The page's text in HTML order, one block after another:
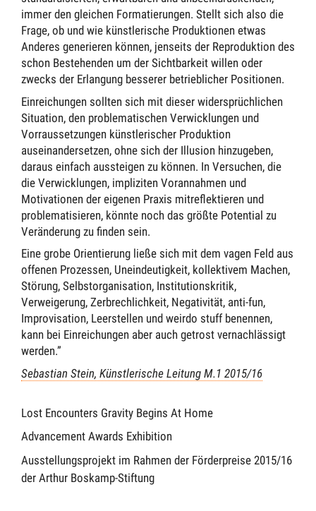
immer den gleichen Formatierungen. Stellt sich also die
Frage, ob und wie künstlerische Produktionen etwas
Anderes generieren können, jenseits der Reproduktion des
schon Bestehenden um der Sichtbarkeit willen oder
zwecks der Erlangung besserer betrieblicher Positionen.
Einreichungen sollten sich mit dieser widersprüchlichen
Situation, den problematischen Verwicklungen und
Vorraussetzungen künstlerischer Produktion
auseinandersetzen, ohne sich der Illusion hinzugeben,
daraus einfach aussteigen zu können. In Versuchen, die
die Verwicklungen, impliziten Vorannahmen und
Motivationen der eigenen Praxis mitreflektieren und
problematisieren, könnte noch das größte Potential zu
Veränderung zu finden sein.
Eine grobe Orientierung ließe sich mit dem vagen Feld aus
offenen Prozessen, Uneindeutigkeit, kollektivem Machen,
Störung, Selbstorganisation, Institutionskritik,
Verweigerung, Zerbrechlichkeit, Negativität, anti-fun,
Improvisation, Leerstellen und weirdo stuff benennen,
kann bei Einreichungen aber auch getrost vernachlässigt
werden.”
Sebastian Stein, Künstlerische Leitung M.1 2015/16
Lost Encounters Gravity Begins At Home
Advancement Awards Exhibition
Ausstellungsprojekt im Rahmen der Förderpreise 2015/16
der Arthur Boskamp-Stiftung